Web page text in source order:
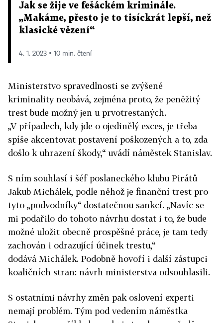
Jak se žije ve fešáckém kriminále.
„Makáme, přesto je to tisíckrát lepší, než
klasické vězení“
4. 1. 2023 ▪ 10 min. čtení
Ministerstvo spravedlnosti se zvýšené
kriminality neobává, zejména proto, že peněžitý
trest bude možný jen u prvotrestaných.
„V případech, kdy jde o ojedinělý exces, je třeba
spíše akcentovat postavení poškozených a to, zda
došlo k uhrazení škody,“ uvádí náměstek Stanislav.
S ním souhlasí i šéf poslaneckého klubu Pirátů
Jakub Michálek, podle něhož je finanční trest pro
tyto „podvodníky“ dostatečnou sankcí. „Navíc se
mi podařilo do tohoto návrhu dostat i to, že bude
možné uložit obecně prospěšné práce, je tam tedy
zachován i odrazující účinek trestu,“
dodává Michálek. Podobně hovoří i další zástupci
koaličních stran: návrh ministerstva odsouhlasili.
S ostatními návrhy změn pak oslovení experti
nemají problém. Tým pod vedením náměstka